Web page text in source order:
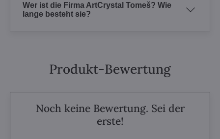
Wer ist die Firma ArtCrystal Tomeš? Wie
lange besteht sie?
Produkt-Bewertung
Noch keine Bewertung. Sei der
erste!